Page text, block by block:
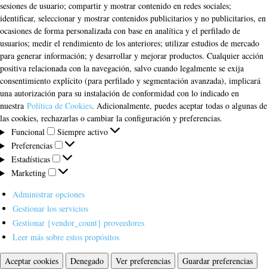
sesiones de usuario; compartir y mostrar contenido en redes sociales;
identificar, seleccionar y mostrar contenidos publicitarios y no publicitarios, en
ocasiones de forma personalizada con base en analítica y el perfilado de
usuarios; medir el rendimiento de los anteriores; utilizar estudios de mercado
para generar información; y desarrollar y mejorar productos. Cualquier acción
positiva relacionada con la navegación, salvo cuando legalmente se exija
consentimiento explícito (para perfilado y segmentación avanzada), implicará
una autorización para su instalación de conformidad con lo indicado en
nuestra Política de Cookies. Adicionalmente, puedes aceptar todas o algunas de
las cookies, rechazarlas o cambiar la configuración y preferencias.
Funcional
Funcional
Siempre activo
Preferencias
Preferencias
Estadísticas
Estadísticas
Marketing
Marketing
Administrar opciones
Gestionar los servicios
Gestionar {vendor_count} proveedores
Leer más sobre estos propósitos
Aceptar cookies Denegado Ver preferencias
Guardar preferencias